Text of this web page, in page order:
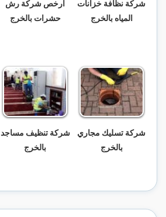
شركة نظافة خزانات
المياه بالخرج
ارخص شركة رش
حشرات بالخرج
شركة تسليك مجاري
بالخرج
شركة تنظيف مساجد
بالخرج